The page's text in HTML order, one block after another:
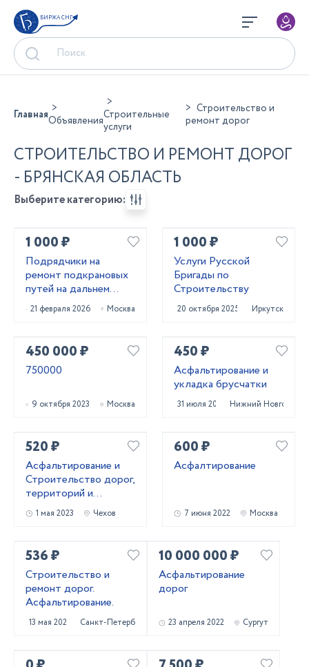
БИРЖА СНГ
ГлавнаяОбъявленияСтроительные
услуги
Строительство и
ремонт дорог
СТРОИТЕЛЬСТВО И РЕМОНТ ДОРОГ
- БРЯНСКАЯ ОБЛАСТЬ
Выберите категорию:
1 000 ₽
Подрядчики на
ремонт подкрановых
путей на дальнем
востоке
21 февраля 2026 Москва
1 000 ₽
Услуги Русской
Бригады по
Строительству
20 октября 2025 Иркутск
450 000 ₽
750000
9 октября 2023 Москва
450 ₽
Асфальтирование и
укладка брусчатки
31 июля 2023 Нижний Новгород
520 ₽
Асфальтирование и
Строительство дорог,
территорий и
площадокпо
Московской
1 мая 2023 Чехов
600 ₽
Асфалтирование
7 июня 2022 Москва
536 ₽
Строительство и
ремонт дорог.
Асфальтирование.
13 мая 2022 Санкт-Петербург
10 000 000 ₽
Асфальтирование
дорог
23 апреля 2022 Сургут